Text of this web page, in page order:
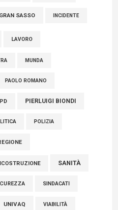
GRAN SASSO INCIDENTE
LAVORO
MUNDA
PAOLO ROMANO
PD PIERLUIGI BIONDI
POLIZIA
SANITÀ
SINDACATI
UNIVAQ VIABILITÀ